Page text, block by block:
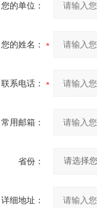
您的单位：
您的姓名：
联系电话：
常用邮箱：
省份：
详细地址：